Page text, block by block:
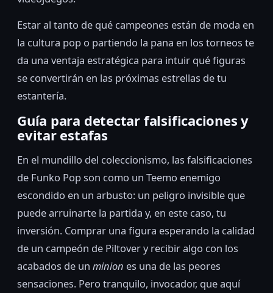
Estar al tanto de qué campeones están de moda en
la cultura pop o partiendo la pana en los torneos te
da una ventaja estratégica para intuir qué figuras
se convertirán en las próximas estrellas de tu
estantería.
Guía para detectar falsificaciones y
evitar estafas
En el mundillo del coleccionismo, las falsificaciones
de Funko Pop son como un Teemo enemigo
escondido en un arbusto: un peligro invisible que
puede arruinarte la partida y, en este caso, tu
inversión. Comprar una figura esperando la calidad
de un campeón de Piltover y recibir algo con los
acabados de un minion es una de las peores
sensaciones. Pero tranquilo, invocador, que aquí